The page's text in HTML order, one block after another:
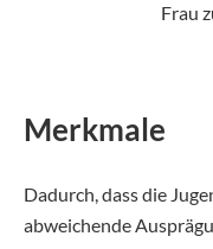
Frau
Merkmale
Dadurch, dass die
abweichende